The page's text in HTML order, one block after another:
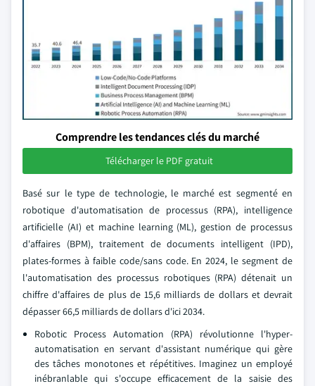
Comprendre les tendances clés du marché
Télécharger le PDF gratuit
Basé sur le type de technologie, le marché est segmenté en
robotique d'automatisation de processus (RPA), intelligence
artificielle (AI) et machine learning (ML), gestion de processus
d'affaires (BPM), traitement de documents intelligent (IPD),
plates-formes à faible code/sans code. En 2024, le segment de
l'automatisation des processus robotiques (RPA) détenait un
chiffre d'affaires de plus de 15,6 milliards de dollars et devrait
dépasser 66,5 milliards de dollars d'ici 2034.
Robotic Process Automation (RPA) révolutionne l'hyper-
automatisation en servant d'assistant numérique qui gère
des tâches monotones et répétitives. Imaginez un employé
inébranlable qui s'occupe efficacement de la saisie des